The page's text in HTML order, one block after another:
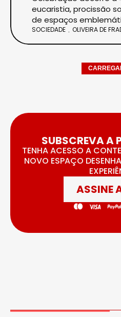
eucaristia, procissão
de espaços
SOCIEDADE OLIVEIRA DE
SUBSCREVA A
TENHA ACESSO A
NOVO ESPAÇO
ASSINE